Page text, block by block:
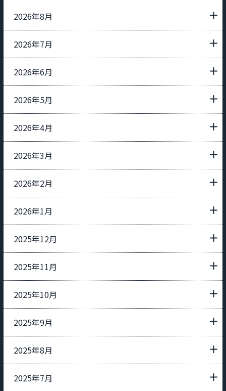
2026年8月
2026年7月
2026年6月
2026年5月
2026年4月
2026年3月
2026年2月
2026年1月
2025年12月
2025年11月
2025年10月
2025年9月
2025年8月
2025年7月